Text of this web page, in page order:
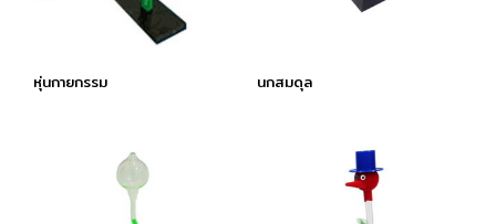
หุ่นกายกรรม นกสมดุล